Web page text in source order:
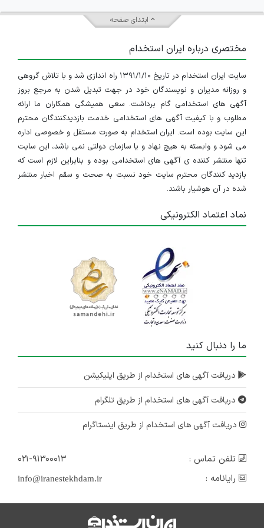
ابتدای صفحه
مختصری درباره ایران استخدام
سایت ایران استخدام در تاریخ ۱۳۹۱/۱/۱۰ راه اندازی شد و با تلاش گروهی
و روزانه مدیران و نویسندگان خود در جهت تبدیل شدن به مرجع بروز
آگهی های استخدامی گام برداشت. سعی همیشگی همکاران ما ارائه
مطلوب و با کیفیت آگهی های استخدامی خدمت بازدیدکنندگان محترم
این سایت بوده است. ایران استخدام به صورت مستقل و خصوصی اداره
می شود و وابسته به هیچ نهاد و یا سازمان دولتی نمی باشد، این سایت
تنها منتشر کننده ی آگهی های استخدامی بوده و بنابراین لازم است که
بازدید کنندگان محترم سایت خود نسبت به صحت و سقم اخبار منتشر
شده در آن هوشیار باشند.
نماد اعتماد الکترونیکی
ما را دنبال کنید
دریافت آگهی های استخدام از طریق اپلیکیشن
دریافت آگهی های استخدام از طریق تلگرام
دریافت آگهی های استخدام از طریق اینستاگرام
تلفن تماس :
۰۲۱-۹۱۳۰۰۰۱۳
رایانامه :
info@iranestekhdam.ir